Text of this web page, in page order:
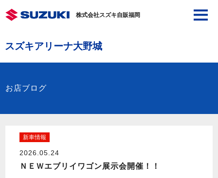
株式会社スズキ自販福岡
スズキアリーナ大野城
お店ブログ
新車情報
2026.05.24
ＮＥＷエブリイワゴン展示会開催！！